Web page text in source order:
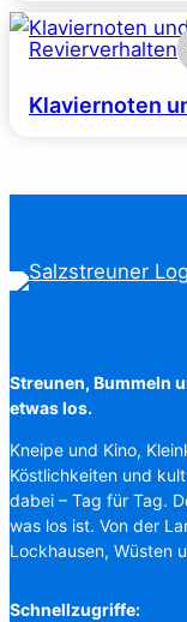
Revierverhalten
Klaviernoten
Streunen, Bummeln
etwas los.
Kneipe und Kino,
Köstlichkeiten und
dabei – Tag für Tag.
was los ist. Von der
Lockhausen, Wüsten
Schnellzugriffe: